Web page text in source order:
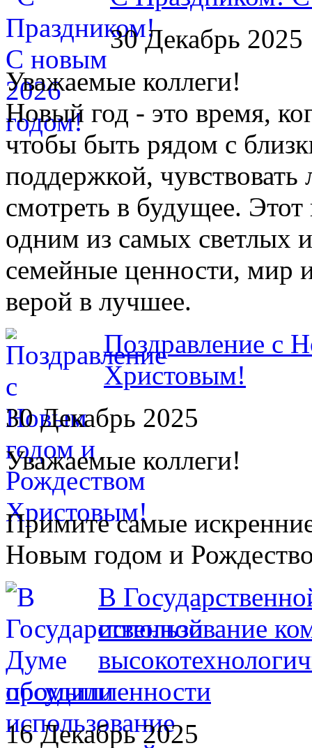
30 Декабрь 2025
Уважаемые коллеги!
Новый год - это время,
чтобы быть рядом с
поддержкой,
смотреть в будущее. Этот
одним из самых светлых
семейные ценности, мир
верой в лучшее.
Поздравление с
Христовым!
30 Декабрь 2025
Уважаемые коллеги!
Примите самые
Новым годом и
В
использование
промышленности
16 Декабрь 2025